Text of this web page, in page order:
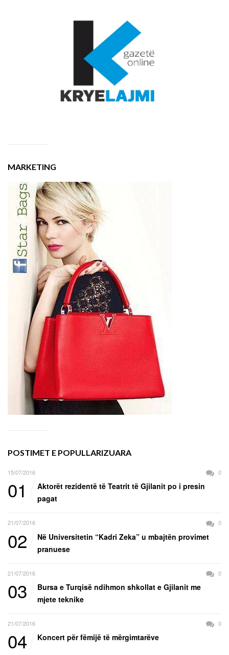
MARKETING
POSTIMET E POPULLARIZUARA
15/07/2016 0
01
Aktorët rezidentë të Teatrit të Gjilanit po i presin
pagat
21/07/2016 0
02
Në Universitetin “Kadri Zeka” u mbajtën provimet
pranuese
21/07/2016 0
03
Bursa e Turqisë ndihmon shkollat e Gjilanit me
mjete teknike
21/07/2016 0
04 Koncert për fëmijë të mërgimtarëve